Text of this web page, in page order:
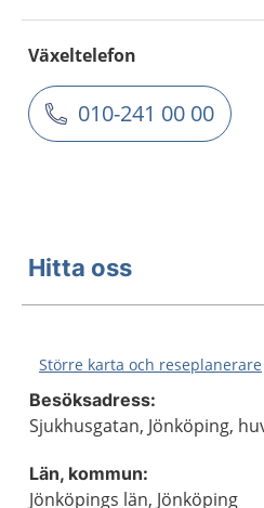
Växeltelefon
010-241 00 00
Hitta oss
Större karta och reseplanerare
Besöksadress:
Sjukhusgatan, Jönköping,
Län, kommun:
Jönköpings län, Jönköping